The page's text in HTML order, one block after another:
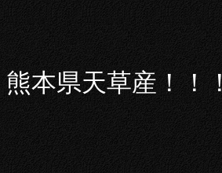
熊本県天草産！！！